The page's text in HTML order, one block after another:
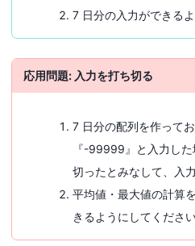
7 日分の入力ができる
応用問題: 入力を打ち切る
7 日分の配列を作って
『-99999』と入力し
切ったとみなして、入
平均値・最大値の計算
きるようにしてくださ